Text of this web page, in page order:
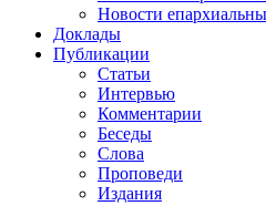
Новости
Доклады
Публикации
Статьи
Интервью
Комментарии
Беседы
Слова
Проповеди
Издания